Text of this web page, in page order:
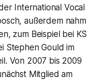
International Vocal
außerdem nahm
zum Beispiel bei KS
Stephen Gould im
Von 2007 bis 2009
Mitglied am